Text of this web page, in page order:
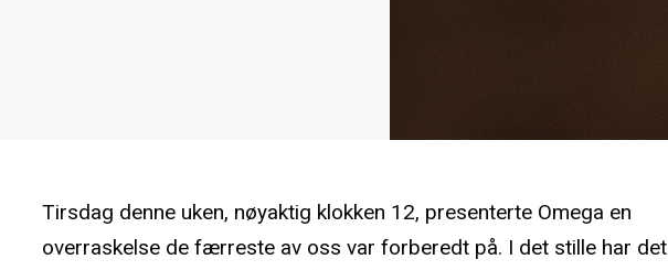
Tirsdag denne uken, nøyaktig klokken 12, presenterte Omega en
overraskelse de færreste av oss var forberedt på. I det stille har det